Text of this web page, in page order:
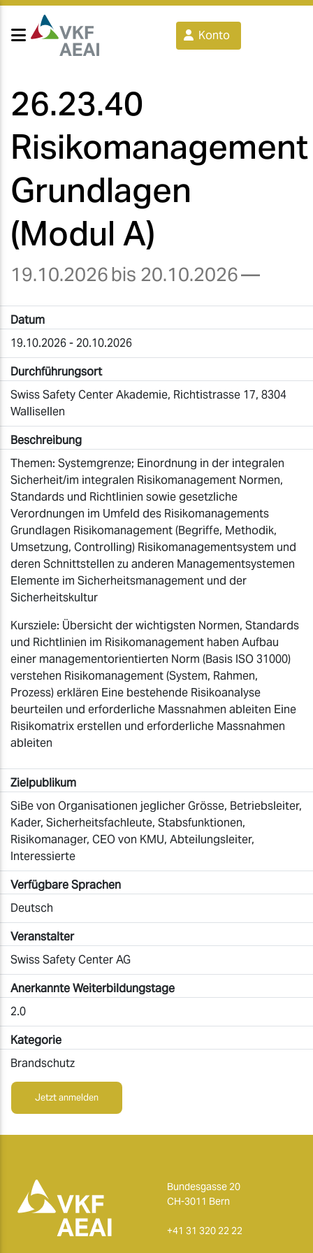
Konto
26.23.40
Risikomanagement
Grundlagen
(Modul A)
19.10.2026bis 20.10.2026—
Datum
19.10.2026 - 20.10.2026
Durchführungsort
Swiss Safety Center Akademie, Richtistrasse 17, 8304
Wallisellen
Beschreibung
Themen: Systemgrenze; Einordnung in der integralen
Sicherheit/im integralen Risikomanagement Normen,
Standards und Richtlinien sowie gesetzliche
Verordnungen im Umfeld des Risikomanagements
Grundlagen Risikomanagement (Begriffe, Methodik,
Umsetzung, Controlling) Risikomanagementsystem und
deren Schnittstellen zu anderen Managementsystemen
Elemente im Sicherheitsmanagement und der
Sicherheitskultur
Kursziele: Übersicht der wichtigsten Normen, Standards
und Richtlinien im Risikomanagement haben Aufbau
einer managementorientierten Norm (Basis ISO 31000)
verstehen Risikomanagement (System, Rahmen,
Prozess) erklären Eine bestehende Risikoanalyse
beurteilen und erforderliche Massnahmen ableiten Eine
Risikomatrix erstellen und erforderliche Massnahmen
ableiten
Zielpublikum
SiBe von Organisationen jeglicher Grösse, Betriebsleiter,
Kader, Sicherheitsfachleute, Stabsfunktionen,
Risikomanager, CEO von KMU, Abteilungsleiter,
Interessierte
Verfügbare Sprachen
Deutsch
Veranstalter
Swiss Safety Center AG
Anerkannte Weiterbildungstage
2.0
Kategorie
Brandschutz
Jetzt anmelden
Bundesgasse 20
CH-3011 Bern
+41 31 320 22 22